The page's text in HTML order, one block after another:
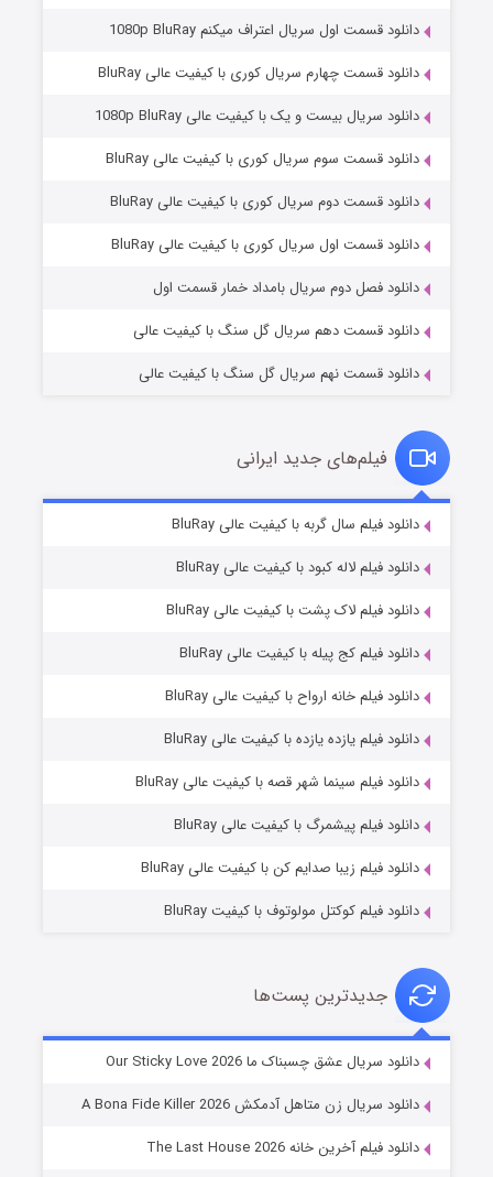
وستی ها
قسمت۱ (زیرنویس) منتشر شد
قسمت۶ (زیرنویس) منتشر شد
شوهر
دانلود قسمت اول سریال اعتراف میکنم 1080p BluRay
دانلود قسمت چهارم سریال کوری با کیفیت عالی BluRay
دانلود سریال بیست و یک با کیفیت عالی 1080p BluRay
دانلود قسمت سوم سریال کوری با کیفیت عالی BluRay
دانلود قسمت دوم سریال کوری با کیفیت عالی BluRay
دانلود قسمت اول سریال کوری با کیفیت عالی BluRay
دانلود فصل دوم سریال بامداد خمار قسمت اول
دانلود قسمت دهم سریال گل سنگ با کیفیت عالی
دانلود قسمت نهم سریال گل سنگ با کیفیت عالی
فیلم‌های جدید ایرانی
دانلود فیلم سال گربه با کیفیت عالی BluRay
دانلود فیلم لاله کبود با کیفیت عالی BluRay
دانلود فیلم لاک پشت با کیفیت عالی BluRay
دانلود فیلم کج‌ پیله با کیفیت عالی BluRay
دانلود فیلم خانه ارواح با کیفیت عالی BluRay
دانلود فیلم یازده یازده با کیفیت عالی BluRay
دانلود فیلم سینما شهر قصه با کیفیت عالی BluRay
دانلود فیلم پیشمرگ با کیفیت عالی BluRay
دانلود فیلم زیبا صدایم کن با کیفیت عالی BluRay
دانلود فیلم کوکتل مولوتوف با کیفیت BluRay
جدیدترین پست‌ها
دانلود سریال عشق چسبناک ما Our Sticky Love 2026
دانلود سریال زن متاهل آدمکش A Bona Fide Killer 2026
دانلود فیلم آخرین خانه The Last House 2026